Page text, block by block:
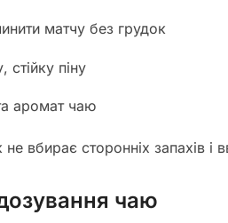
матчу без грудок
стійку піну
аромат чаю
вбирає сторонніх запахів і
чаю